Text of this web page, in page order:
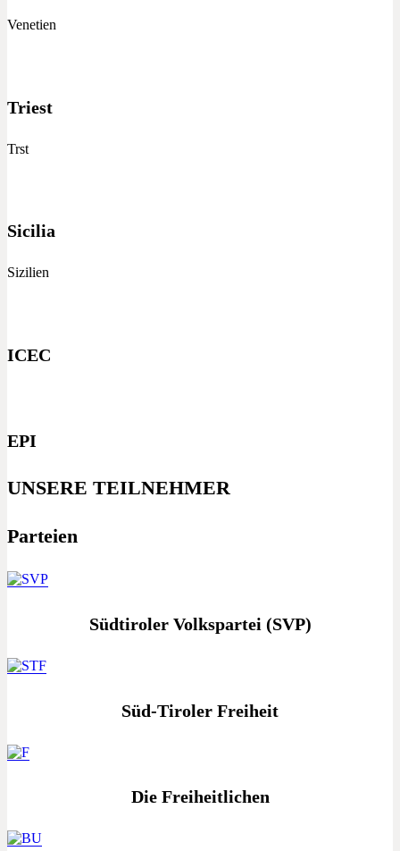
Venetien
Triest
Trst
Sicilia
Sizilien
ICEC
EPI
UNSERE TEILNEHMER
Parteien
Südtiroler Volkspartei (SVP)
Süd-Tiroler Freiheit
Die Freiheitlichen